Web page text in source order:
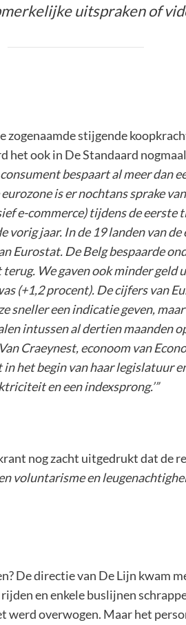
uitspraken of
zogenaamde stijgende
het ook in De Standaard
bespaart al meer dan
is er nochtans sprake
e-commerce) tijdens de eerste
jaar. In de 19 landen van
Eurostat. De Belg bespaarde
We gaven ook minder geld
(+1,2 procent). De cijfers van
sneller een indicatie geven,
intussen al dertien maanden
Craeynest, econoom van
het begin van haar legislatuur
en een indexsprong.’”
nog zacht uitgedrukt dat de
voluntarisme en
De directie van De Lijn kwam
en enkele buslijnen
overwogen. Maar het